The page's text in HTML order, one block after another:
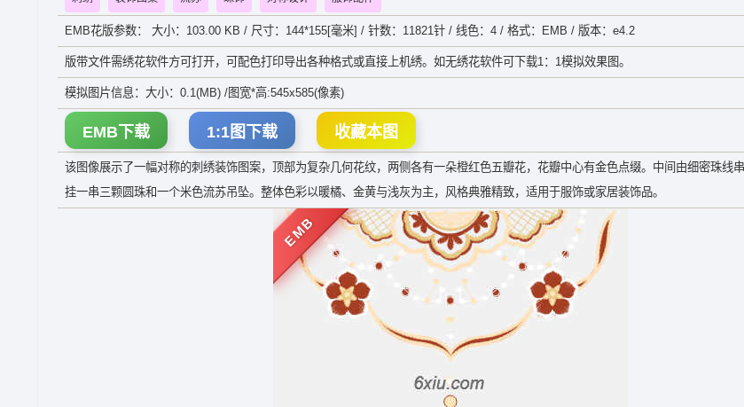
EMB花版参数： 大小：103.00 KB / 尺寸：144*155[毫米] / 针数：11821针 / 线色：4 / 格式：EMB / 版本：e4.2
版带文件需绣花软件方可打开，可配色打印导出各种格式或直接上机绣。如无绣花软件可下载1：1模拟效果图。
模拟图片信息：大小：0.1(MB) /图宽*高:545x585(像素)
EMB下载 1:1图下载 收藏本图
该图像展示了一幅对称的刺绣装饰图案，顶部为复杂几何花纹，两侧各有一朵橙红色五瓣花，花瓣中心有金色点缀。中间由细密珠线
挂一串三颗圆珠和一个米色流苏吊坠。整体色彩以暖橘、金黄与浅灰为主，风格典雅精致，适用于服饰或家居装饰品。
EMB